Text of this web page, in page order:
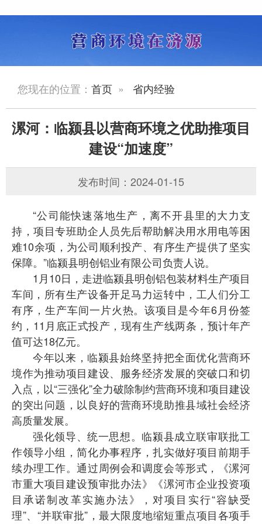
您现在的位置： 首页 » 省内经验
漯河：临颍县以营商环境之优助推项目
建设“加速度”
发布时间：2024-01-15
“公司能快速落地生产，离不开县里的大力支
持，项目专班助企人员先后帮助解决用水用电等困
难10余项，为公司顺利投产、有序生产提供了坚实
保障。”临颍县明创铝业有限公司负责人说。
1月10日，走进临颍县明创铝包装材料生产项目
车间，所有生产设备开足马力运转中，工人们分工
有序，生产车间一片火热。该项目是今年6月份签
约，11月底正式投产，现有生产线两条，预计年产
值可达18亿元。
今年以来，临颍县始终坚持把全面优化营商环
境作为推动项目建设、服务经济发展的突破口和切
入点，以“三强化”全力破除制约营商环境和项目建设
的突出问题，以良好的营商环境助推县域社会经济
高质量发展。
强化领导、统一思想。临颍县成立联审联批工
作领导小组，简化办事程序，扎实做好项目前期手
续办理工作。通过周例会和调度会等形式，《漯河
市重大项目建设预审批办法》《漯河市企业投资项
目承诺制改革实施办法》，对项目实行“容缺受
理”、“并联审批”，最大限度地缩短重点项目各项手